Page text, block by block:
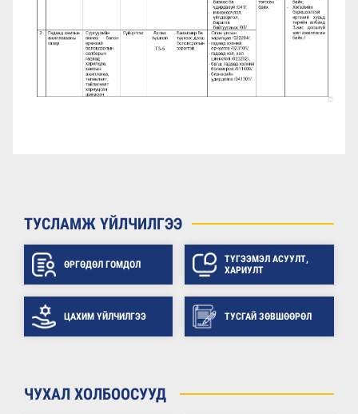
ТУСЛАМЖ ҮЙЛЧИЛГЭЭ
ӨРГӨДӨЛ ГОМДОЛ
ТҮГЭЭМЭЛ АСУУЛТ,
ХАРИУЛТ
ЦАХИМ ҮЙЛЧИЛГЭЭ ТУСГАЙ ЗӨВШӨӨРӨЛ
ЧУХАЛ ХОЛБООСУУД